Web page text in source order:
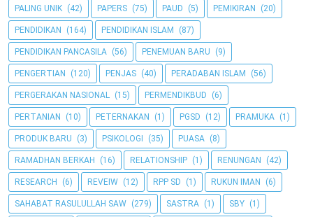
PALING UNIK (42) PAPERS (75) PAUD (5) PEMIKIRAN (20)
PENDIDIKAN (164) PENDIDIKAN ISLAM (87)
PENDIDIKAN PANCASILA (56) PENEMUAN BARU (9)
PENGERTIAN (120) PENJAS (40) PERADABAN ISLAM (56)
PERGERAKAN NASIONAL (15) PERMENDIKBUD (6)
PERTANIAN (10) PETERNAKAN (1) PGSD (12) PRAMUKA (1)
PRODUK BARU (3) PSIKOLOGI (35) PUASA (8)
RAMADHAN BERKAH (16) RELATIONSHIP (1) RENUNGAN (42)
RESEARCH (6) REVEIW (12) RPP SD (1) RUKUN IMAN (6)
SAHABAT RASULULLAH SAW (279) SASTRA (1) SBY (1)